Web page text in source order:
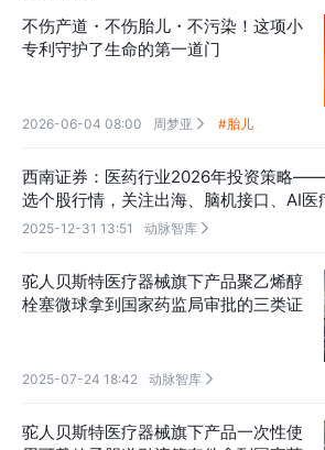
不伤产道・不伤胎儿・不污染！这项小
专利守护了生命的第一道门
2026-06-04 08:00 周梦亚  #胎儿
西南证券：医药行业2026年投资策略
选个股行情，关注出海、脑机接口、AI医
2025-12-31 13:51 动脉智库 
驼人贝斯特医疗器械旗下产品聚乙烯醇
栓塞微球拿到国家药监局审批的三类证
2025-07-24 18:42 动脉智库 
驼人贝斯特医疗器械旗下产品一次性使